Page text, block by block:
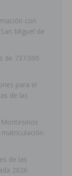
con
Miguel de
de 737.000
para el
de las
de las
2026